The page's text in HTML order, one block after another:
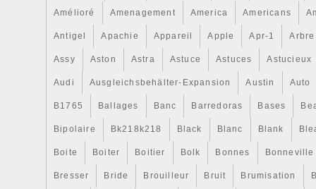
Amélioré Amenagement America Americans
Antigel Apachie Appareil Apple Apr-1 Arbre
Assy Aston Astra Astuce Astuces Astucieux
Audi Ausgleichsbehälter-Expansion Austin Auto
B1765 Ballages Banc Barredoras Bases
Bipolaire Bk218k218 Black Blanc Blank
Boite Boiter Boitier Bolk Bonnes Bonneville
Bresser Bride Brouilleur Bruit Brumisation
un feedback neutro o negativo, non
nostro SERVIZIO CLIENTI. Per
riscontrato. Sarà nostra cura risolverlo e
il cliente stesso. E’ interesse di
la transazione in modo positivo.
automaticamente dal software
la catégorie « Auto e moto: ricambi e
ed elaborazione\Motore, tuning e
distribuzione ». Le vendeur est «
localisé dans ce pays: IT. Cet article
pays suivants: Amérique, Europe, Asie,